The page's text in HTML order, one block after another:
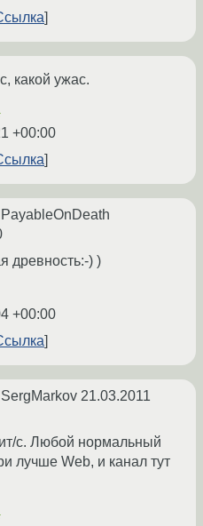
какой ужас.
+00:00
древность:-) )
+00:00
21.03.2011
с. Любой нормальный
лучше Web, и канал тут